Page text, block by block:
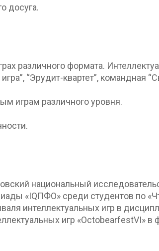
досуга.
различного формата.
“Эрудит-квартет”, командная
играм различного уровня.
национальный
«IQПФО» среди студентов по
интеллектуальных игр в
игр «OctobearfestVI» в